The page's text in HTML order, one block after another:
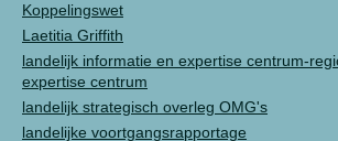
Koppelingswet
Laetitia Griffith
landelijk informatie en expertise centrum-
expertise centrum
landelijk strategisch overleg OMG's
landelijke voortgangsrapportage